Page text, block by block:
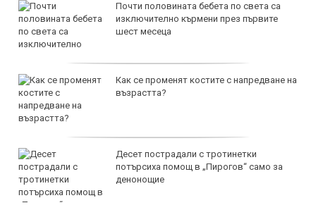
Почти половината бебета по света са
изключително кърмени през първите
шест месеца
Как се променят костите с напредване на
възрастта?
Десет пострадали с тротинетки
потърсиха помощ в „Пирогов“ само за
денонощие